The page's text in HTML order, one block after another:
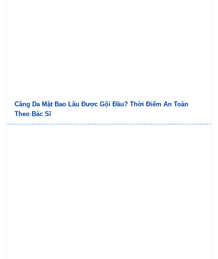
Căng Da Mặt Bao Lâu Được Gội Đầu? Thời Điểm An Toàn
Theo Bác Sĩ